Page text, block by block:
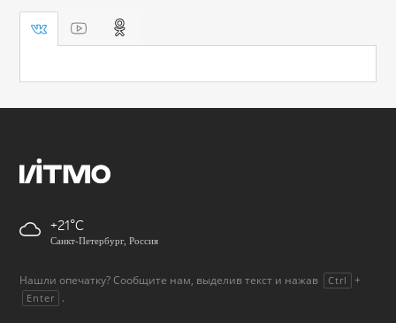
+21
Санкт-Петербург, Россия
Нашли опечатку? Сообщите нам, выделив текст и нажав Ctrl +
Enter .